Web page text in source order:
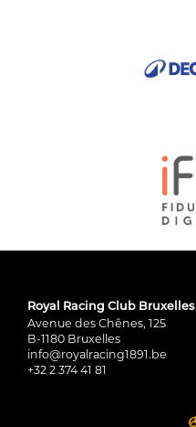
Royal Racing Club Bruxelles
Avenue des Chênes, 125
B-1180 Bruxelles
info@royalracing1891.be
+32 2 374 41 81